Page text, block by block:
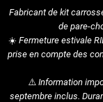
Fabricant de kit
de pare-
☀️ Fermeture estivale
prise en compte des
⚠️Information
septembre inclus.